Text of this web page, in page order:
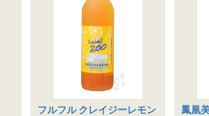
フルフル クレイジーレモン
鳳凰